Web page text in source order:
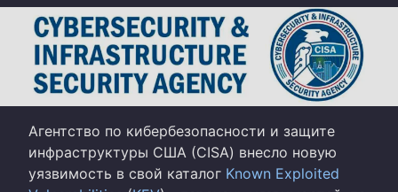
Агентство по кибербезопасности и защите
инфраструктуры США (CISA) внесло новую
уязвимость в свой каталог Known Exploited